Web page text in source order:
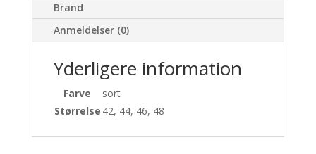
Brand
Anmeldelser (0)
Yderligere information
Farve
sort
Størrelse 42, 44, 46, 48